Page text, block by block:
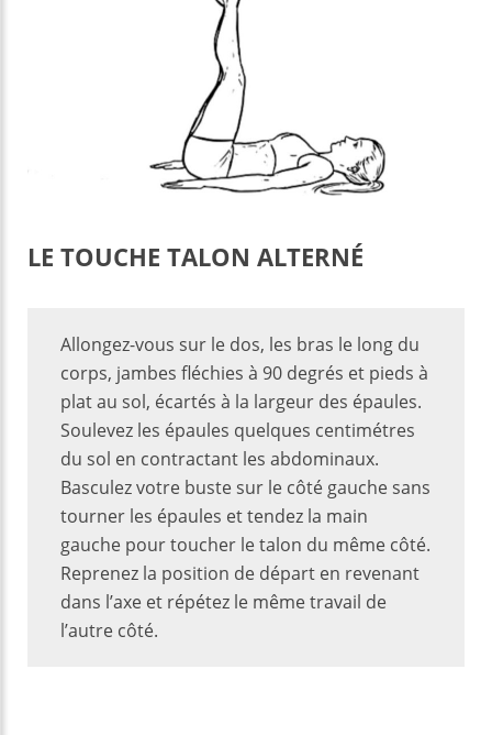
LE TOUCHE TALON ALTERNÉ
Allongez-vous sur le dos, les bras le long du
corps, jambes fléchies à 90 degrés et pieds à
plat au sol, écartés à la largeur des épaules.
Soulevez les épaules quelques centimétres
du sol en contractant les abdominaux.
Basculez votre buste sur le côté gauche sans
tourner les épaules et tendez la main
gauche pour toucher le talon du même côté.
Reprenez la position de départ en revenant
dans l’axe et répétez le même travail de
l’autre côté.